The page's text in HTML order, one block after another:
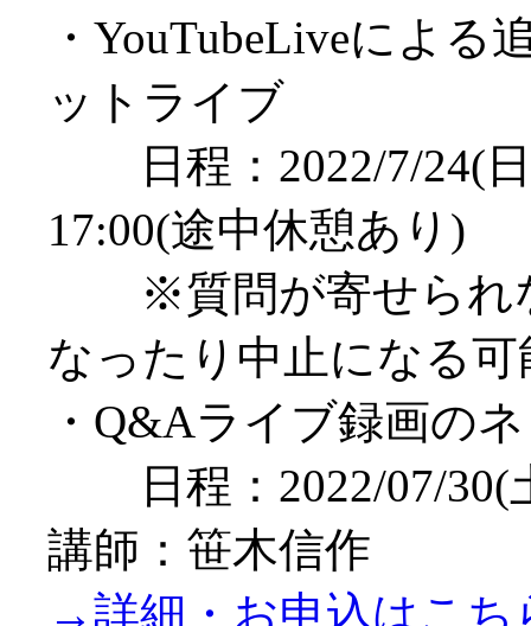
・YouTubeLiveによる
ットライブ
日程：2022/7/24(
17:00(途中休憩あり)
※質問が寄せられ
なったり中止になる
・Q&Aライブ録画の
日程：2022/07/30(
講師：笹木信作
→詳細・お申込はこち